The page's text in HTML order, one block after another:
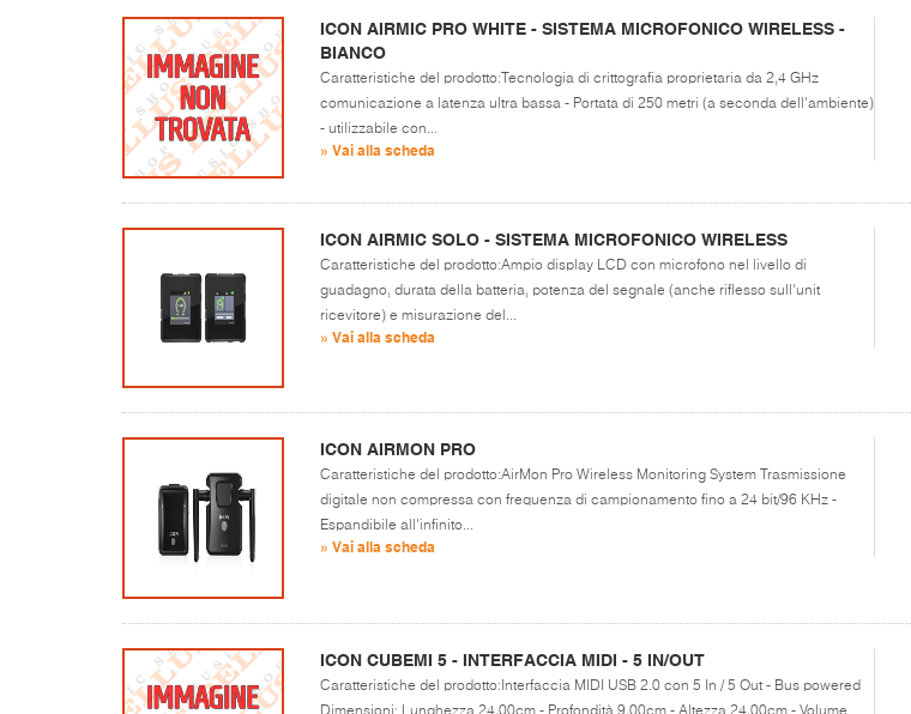
ICON AIRMIC PRO WHITE - SISTEMA MICROFONICO WIRELESS -
BIANCO
Caratteristiche del prodotto:Tecnologia di crittografia proprietaria da 2,4 GHz
comunicazione a latenza ultra bassa - Portata di 250 metri (a seconda dell'ambiente)
- utilizzabile con...
» Vai alla scheda
ICON AIRMIC SOLO - SISTEMA MICROFONICO WIRELESS
Caratteristiche del prodotto:Ampio display LCD con microfono nel livello di
guadagno, durata della batteria, potenza del segnale (anche riflesso sull'unit
ricevitore) e misurazione del...
» Vai alla scheda
ICON AIRMON PRO
Caratteristiche del prodotto:AirMon Pro Wireless Monitoring System Trasmissione
digitale non compressa con frequenza di campionamento fino a 24 bit/96 KHz -
Espandibile all'infinito...
» Vai alla scheda
ICON CUBEMI 5 - INTERFACCIA MIDI - 5 IN/OUT
Caratteristiche del prodotto:Interfaccia MIDI USB 2.0 con 5 In / 5 Out - Bus powered
Dimensioni: Lunghezza 24,00cm - Profondità 9,00cm - Altezza 24,00cm - Volume